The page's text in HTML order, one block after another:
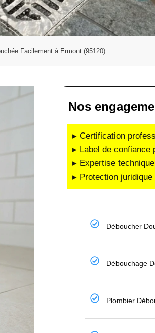
Facilement à Ermont (95120)
Nos
▸ Certification
▸ Label de confiance
▸ Expertise
▸ Protection
Déboucher
Débouchage
Plombier